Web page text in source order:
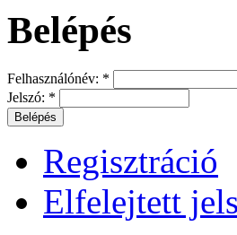
Belépés
Felhasználónév: *
Jelszó: *
Regisztráció
Elfelejtett